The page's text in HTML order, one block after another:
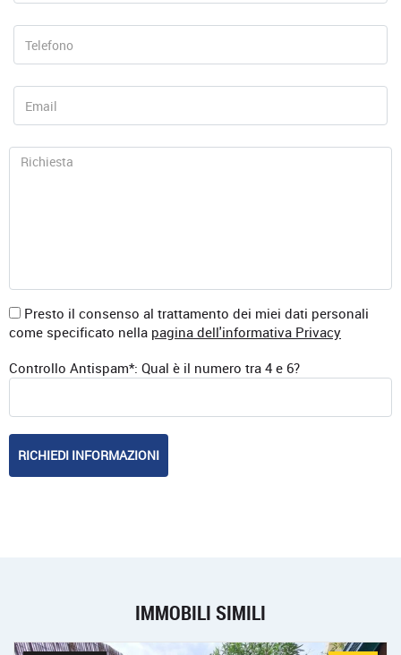
Presto il consenso al trattamento dei miei dati personali
come specificato nella pagina dell'informativa Privacy
Controllo Antispam*: Qual è il numero tra 4 e 6?
IMMOBILI SIMILI